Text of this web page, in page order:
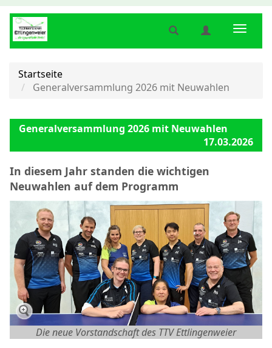
Benutzermenü
Suche
Startseite
Generalversammlung 2026 mit Neuwahlen
Generalversammlung 2026 mit Neuwahlen
17.03.2026
In diesem Jahr standen die wichtigen
Neuwahlen auf dem Programm
Die neue Vorstandschaft des TTV Ettlingenweier